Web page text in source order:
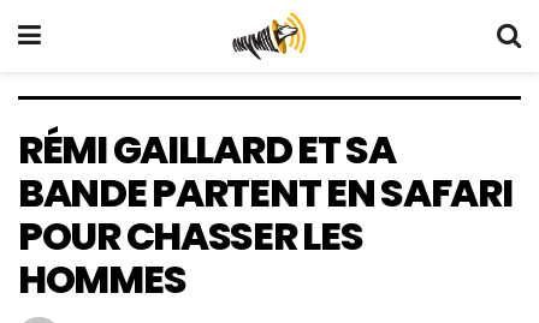
RÉMI GAILLARD ET SA
BANDE PARTENT EN SAFARI
POUR CHASSER LES
HOMMES